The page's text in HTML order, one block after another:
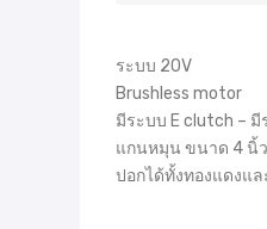
ระบบ 20V
Brushless motor
มีระบบ E clutch – มี
แกนหมุน ขนาด 4 นิ้ว
ปอกได้ทั้งทองแดงแล